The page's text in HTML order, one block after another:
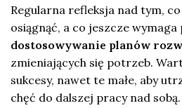
Regularna refleksja nad tym, co
osiągnąć, a co jeszcze
dostosowywanie planów
zmieniających się potrzeb.
sukcesy, nawet te małe, aby
chęć do dalszej pracy nad sobą.